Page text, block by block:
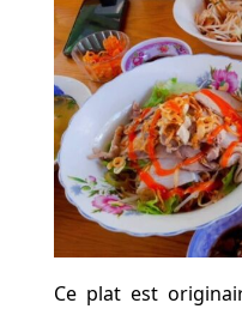
Ce plat est